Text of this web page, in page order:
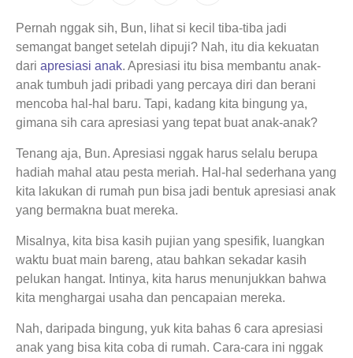
Pernah nggak sih, Bun, lihat si kecil tiba-tiba jadi
semangat banget setelah dipuji? Nah, itu dia kekuatan
dari apresiasi anak. Apresiasi itu bisa membantu anak-
anak tumbuh jadi pribadi yang percaya diri dan berani
mencoba hal-hal baru. Tapi, kadang kita bingung ya,
gimana sih cara apresiasi yang tepat buat anak-anak?
Tenang aja, Bun. Apresiasi nggak harus selalu berupa
hadiah mahal atau pesta meriah. Hal-hal sederhana yang
kita lakukan di rumah pun bisa jadi bentuk apresiasi anak
yang bermakna buat mereka.
Misalnya, kita bisa kasih pujian yang spesifik, luangkan
waktu buat main bareng, atau bahkan sekadar kasih
pelukan hangat. Intinya, kita harus menunjukkan bahwa
kita menghargai usaha dan pencapaian mereka.
Nah, daripada bingung, yuk kita bahas 6 cara apresiasi
anak yang bisa kita coba di rumah. Cara-cara ini nggak